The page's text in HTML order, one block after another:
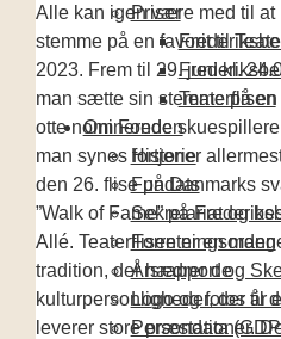
Priser
Teaterflisen
Om Fonden
Historie
Fundats
Sekretariat og
Forretningsorden
Årsrapport og
Logo og fotos til
Persondata
Alle kan igen være med til at
stemme på en favorit til
2023. Frem til 29. juni kl.
man sætte sin stemme på en
otte nominerede
man synes fortjener
den 26. flise på Danmarks
”Walk of Fame” på
Allé. Teaterflisen er en
tradition, der hædrer de
kulturpersonligheder, der år
leverer store præstationer.